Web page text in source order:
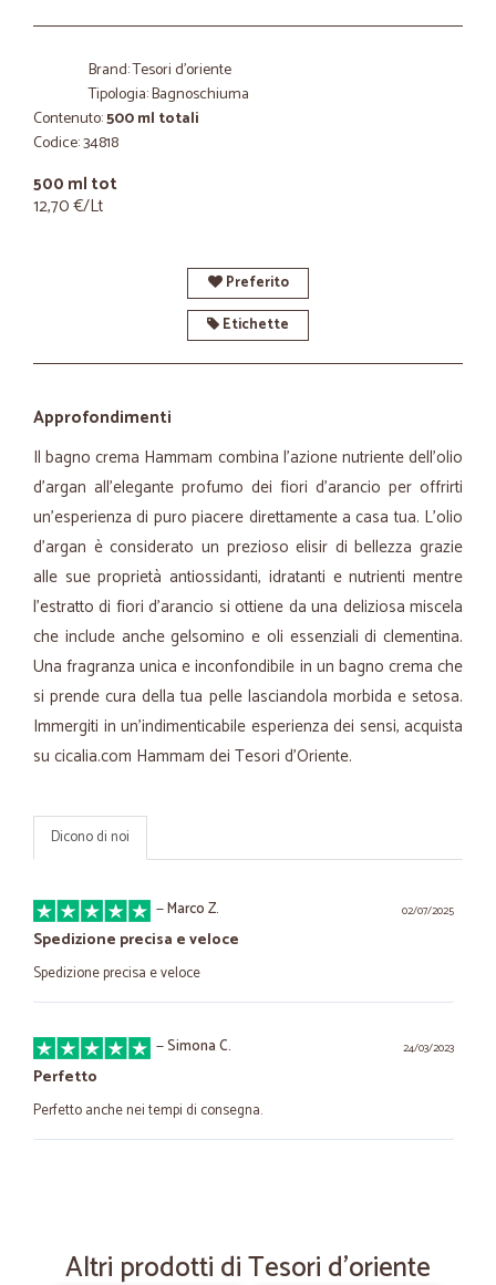
Brand: Tesori d'oriente
Tipologia: Bagnoschiuma
Contenuto:500 ml totali
Codice: 34818
500 ml tot
12,70 €/Lt
Preferito
Etichette
Approfondimenti
Il bagno crema Hammam combina l’azione nutriente dell’olio
d'argan all'elegante profumo dei fiori d’arancio per offrirti
un’esperienza di puro piacere direttamente a casa tua. L’olio
d’argan è considerato un prezioso elisir di bellezza grazie
alle sue proprietà antiossidanti, idratanti e nutrienti mentre
l'estratto di fiori d’arancio si ottiene da una deliziosa miscela
che include anche gelsomino e oli essenziali di clementina.
Una fragranza unica e inconfondibile in un bagno crema che
si prende cura della tua pelle lasciandola morbida e setosa.
Immergiti in un’indimenticabile esperienza dei sensi, acquista
su cicalia.com Hammam dei Tesori d’Oriente.
Dicono di noi
02/07/2025
—Marco Z.
Spedizione precisa e veloce
Spedizione precisa e veloce
24/03/2023
—Simona C.
Perfetto
Perfetto anche nei tempi di consegna.
consegna
Altri prodotti di Tesori d'oriente